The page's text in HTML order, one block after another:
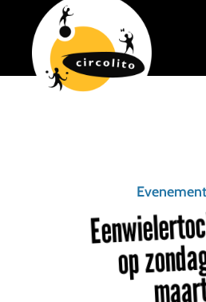
op